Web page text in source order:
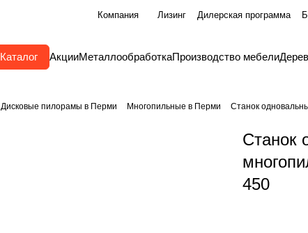
Компания Лизинг Дилерская программа
Каталог АкцииМеталлообработкаПроизводство мебели
Дисковые пилорамы в Перми Многопильные в Перми Станок
Станок
450